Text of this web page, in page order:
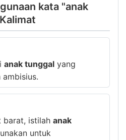
kata "anak
anak tunggal yang
barat, istilah anak
untuk